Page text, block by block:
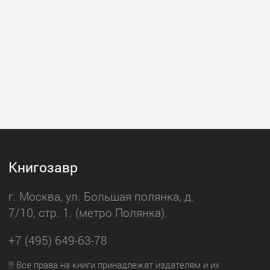
Книгозавр
г. Москва, ул. Большая полянка, д.
7/10, стр. 1. (метро Полянка).
+7 (495) 649-63-78
!!! Все права на книги принадлежат издателям и их